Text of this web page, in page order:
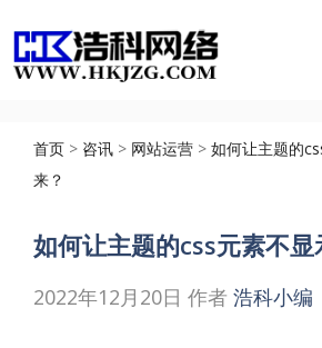
至
首页 > 咨讯 > 网站运营 > 如何让主题的
来？
如何让主题的css元素不显
2022年12月20日 作者 浩科小编